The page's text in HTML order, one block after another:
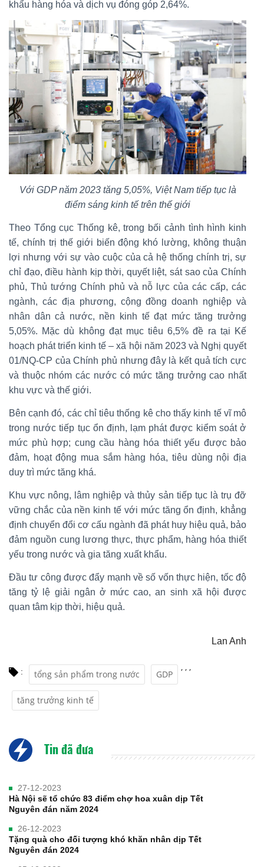
khẩu hàng hóa và dịch vụ đóng góp 2,64%.
Với GDP năm 2023 tăng 5,05%, Việt Nam tiếp tục là
điểm sáng kinh tế trên thế giới
Theo Tổng cục Thống kê, trong bối cảnh tình hình kinh
tế, chính trị thế giới biến động khó lường, không thuận
lợi nhưng với sự vào cuộc của cả hệ thống chính trị, sự
chỉ đạo, điều hành kịp thời, quyết liệt, sát sao của Chính
phủ, Thủ tướng Chính phủ và nỗ lực của các cấp, các
ngành, các địa phương, cộng đồng doanh nghiệp và
nhân dân cả nước, nền kinh tế đạt mức tăng trưởng
5,05%. Mặc dù không đạt mục tiêu 6,5% đề ra tại Kế
hoạch phát triển kinh tế – xã hội năm 2023 và Nghị quyết
01/NQ-CP của Chính phủ nhưng đây là kết quả tích cực
và thuộc nhóm các nước có mức tăng trưởng cao nhất
khu vực và thế giới.
Bên cạnh đó, các chỉ tiêu thống kê cho thấy kinh tế vĩ mô
trong nước tiếp tục ổn định, lạm phát được kiểm soát ở
mức phù hợp; cung cầu hàng hóa thiết yếu được bảo
đảm, hoạt động mua sắm hàng hóa, tiêu dùng nội địa
duy trì mức tăng khá.
Khu vực nông, lâm nghiệp và thủy sản tiếp tục là trụ đỡ
vững chắc của nền kinh tế với mức tăng ổn định, khẳng
định chuyển đổi cơ cấu ngành đã phát huy hiệu quả, bảo
đảm nguồn cung lương thực, thực phẩm, hàng hóa thiết
yếu trong nước và gia tăng xuất khẩu.
Đầu tư công được đẩy mạnh về số vốn thực hiện, tốc độ
tăng tỷ lệ giải ngân ở mức cao, an sinh xã hội được
quan tâm kịp thời, hiệu quả.
Lan Anh
: tổng sản phẩm trong nước
,
GDP
,
tăng trưởng kinh tế
,
Tin đã đưa
27-12-2023
Hà Nội sẽ tổ chức 83 điểm chợ hoa xuân dịp Tết
Nguyên đán năm 2024
26-12-2023
Tặng quà cho đối tượng khó khăn nhân dịp Tết
Nguyên đán 2024